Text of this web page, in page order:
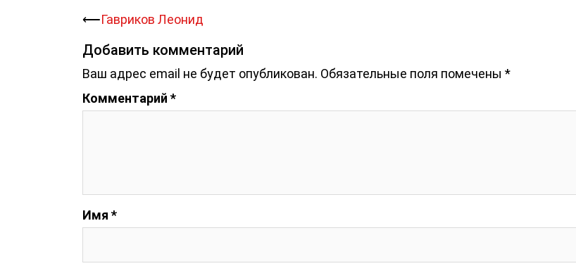
Навигация
записи
⟵Гавриков Леонид
Добавить комментарий
Ваш адрес email не будет опубликован. Обязательные поля помечены *
Комментарий *
Имя *